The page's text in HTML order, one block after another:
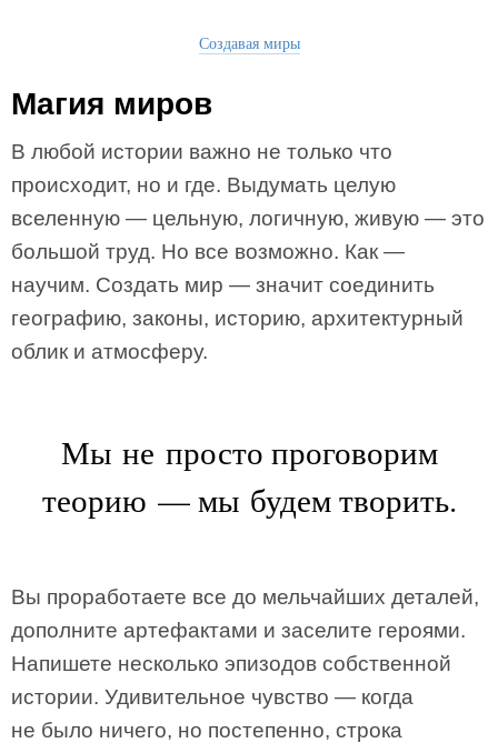
Создавая миры
Магия миров
В любой истории важно не только что
происходит, но и где. Выдумать целую
вселенную — цельную, логичную, живую — это
большой труд. Но все возможно. Как —
научим. Создать мир — значит соединить
географию, законы, историю, архитектурный
облик и атмосферу.
Мы не просто проговорим
теорию — мы будем творить.
Вы проработаете все до мельчайших деталей,
дополните артефактами и заселите героями.
Напишете несколько эпизодов собственной
истории. Удивительное чувство — когда
не было ничего, но постепенно, строка